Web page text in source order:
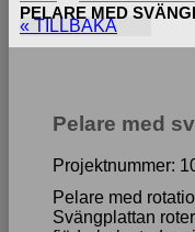
PELARE MED
« TILLBAKA
Pelare med
Projektnummer:
Pelare med
Svängplattan